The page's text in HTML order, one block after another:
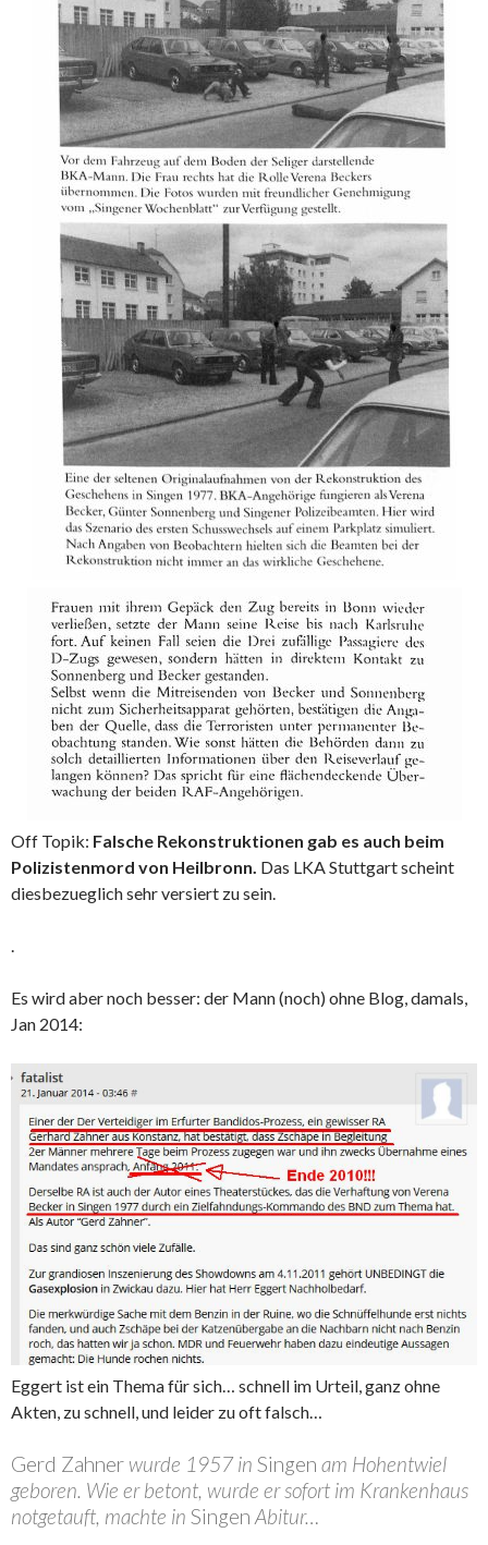
Off Topik: Falsche Rekonstruktionen gab es auch beim
Polizistenmord von Heilbronn. Das LKA Stuttgart scheint
diesbezueglich sehr versiert zu sein.
.
Es wird aber noch besser: der Mann (noch) ohne Blog, damals,
Jan 2014:
Eggert ist ein Thema für sich… schnell im Urteil, ganz ohne
Akten, zu schnell, und leider zu oft falsch…
Gerd Zahner wurde 1957 in Singen am Hohentwiel
geboren. Wie er betont, wurde er sofort im Krankenhaus
notgetauft, machte in Singen Abitur…